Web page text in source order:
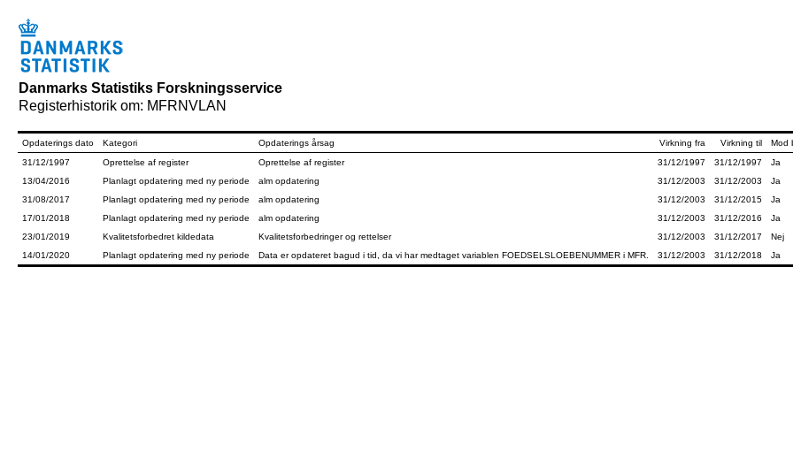
Danmarks Statistiks Forskningsservice
Registerhistorik om: MFRNVLAN
Opdaterings dato Kategori Opdaterings årsag Virkning fra Virkning til
Mod
31/12/1997
Oprettelse af register Oprettelse af register 31/12/1997 31/12/1997
Ja
13/04/2016
Planlagt opdatering med ny periode alm opdatering 31/12/2003 31/12/2003
Ja
31/08/2017
Planlagt opdatering med ny periode alm opdatering 31/12/2003 31/12/2015
Ja
17/01/2018
Planlagt opdatering med ny periode alm opdatering 31/12/2003 31/12/2016
Ja
23/01/2019
Kvalitetsforbedret kildedata Kvalitetsforbedringer og rettelser 31/12/2003 31/12/2017
Nej
14/01/2020
Planlagt opdatering med ny periode Data er opdateret bagud i tid, da vi har medtaget variablen FOEDSELSLOEBENUMMER i MFR. 31/12/2003 31/12/2018 Ja